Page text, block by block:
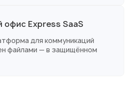
офис Express SaaS
для коммуникаций
файлами — в защищённом